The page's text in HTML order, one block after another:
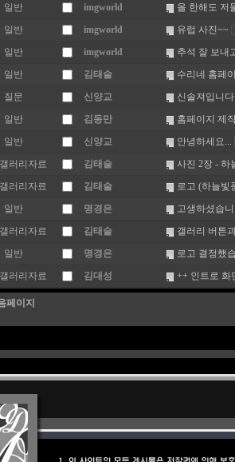
일반 imgworld 올 한해도 저
일반 imgworld 유럽 사진~~
일반 imgworld 추석 잘 보내
일반 김태술 수리네 홈페
질문 신양교 신솔져입니
일반 김동만 홈페이지 제
일반 신양교 안녕하세요...
러리자료 김태술 사진 2장 - 하
러리자료 김태술 로고 (하늘빛
일반 명경은 고생하셨습
러리자료 김태술 갤러리 버튼
일반 명경은 로고 결정했
러리자료 김대성 ++ 인트로 화
페이지